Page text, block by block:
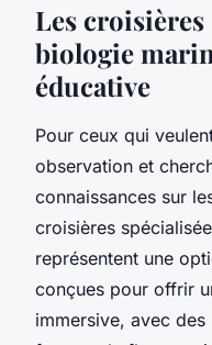
Les croisières
biologie
éducative
Pour ceux qui
observation et
connaissances sur
croisières
représentent une
conçues pour offrir
immersive, avec